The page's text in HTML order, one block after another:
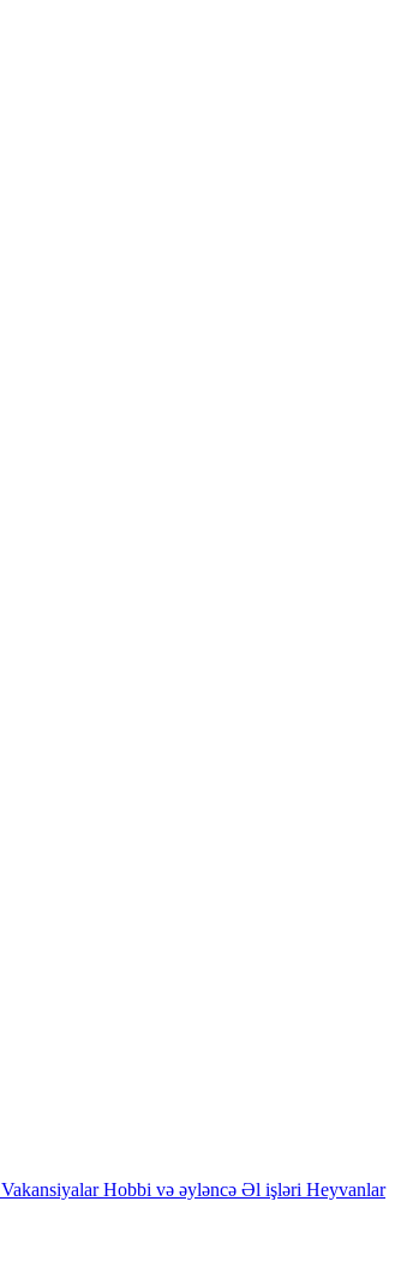
Vakansiyalar Hobbi və əyləncə Əl işləri Heyvanlar